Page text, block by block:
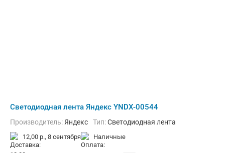
Светодиодная лента Яндекс YNDX-00544
Производитель: Яндекс Тип:Cветодиодная лента
12,00 р., 8 сентября наличные